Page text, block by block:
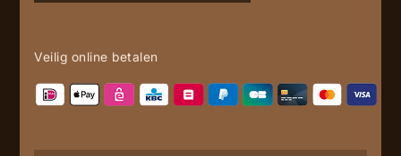
Veilig online betalen